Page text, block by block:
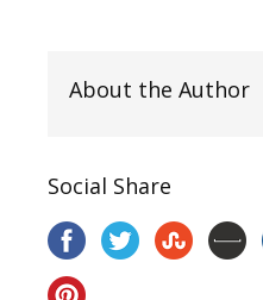
About the Author
Social Share